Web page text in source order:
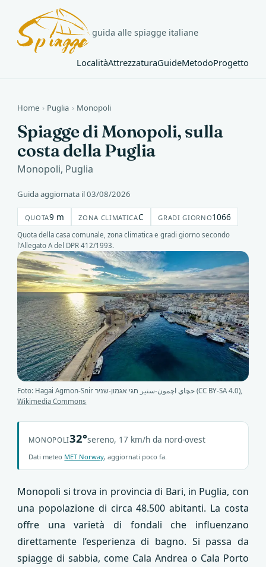
guida alle spiagge italiane
LocalitàAttrezzaturaGuideMetodoProgetto
Home › Puglia › Monopoli
Spiagge di Monopoli, sulla
costa della Puglia
Monopoli, Puglia
Guida aggiornata il 03/08/2026
QUOTA9 m ZONA CLIMATICAC GRADI GIORNO1066
Quota della casa comunale, zona climatica e gradi giorno secondo
l'Allegato A del DPR 412/1993.
Foto: Hagai Agmon-Snir حچاي اچمون-سنير חגי אגמון-שניר (CC BY-SA 4.0),
Wikimedia Commons
MONOPOLI32°sereno, 17 km/h da nord-ovest
Dati meteo MET Norway, aggiornati poco fa.
Monopoli si trova in provincia di Bari, in Puglia, con
una popolazione di circa 48.500 abitanti. La costa
offre una varietà di fondali che influenzano
direttamente l’esperienza di bagno. Si passa da
spiagge di sabbia, come Cala Andrea o Cala Porto